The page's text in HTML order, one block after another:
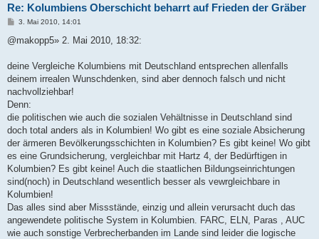
Re: Kolumbiens Oberschicht beharrt auf Frieden der Gräber
B
i
a
3. Mai 2010, 14:01
@makopp5» 2. Mai 2010, 18:32:
deine Vergleiche Kolumbiens mit Deutschland entsprechen allenfalls
deinem irrealen Wunschdenken, sind aber dennoch falsch und nicht
nachvollziehbar!
Denn:
die politischen wie auch die sozialen Vehältnisse in Deutschland sind
doch total anders als in Kolumbien! Wo gibt es eine soziale Absicherung
der ärmeren Bevölkerungsschichten in Kolumbien? Es gibt keine! Wo gibt
es eine Grundsicherung, vergleichbar mit Hartz 4, der Bedürftigen in
Kolumbien? Es gibt keine! Auch die staatlichen Bildungseinrichtungen
sind(noch) in Deutschland wesentlich besser als vewrgleichbare in
Kolumbien!
Das alles sind aber Missstände, einzig und allein verursacht duch das
angewendete politische System in Kolumbien. FARC, ELN, Paras , AUC
wie auch sonstige Verbrecherbanden im Lande sind leider die logische